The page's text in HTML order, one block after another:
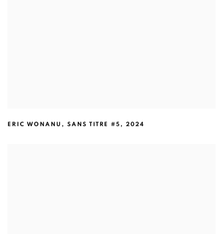
ERIC WONANU SANS TITRE #5 ,2024